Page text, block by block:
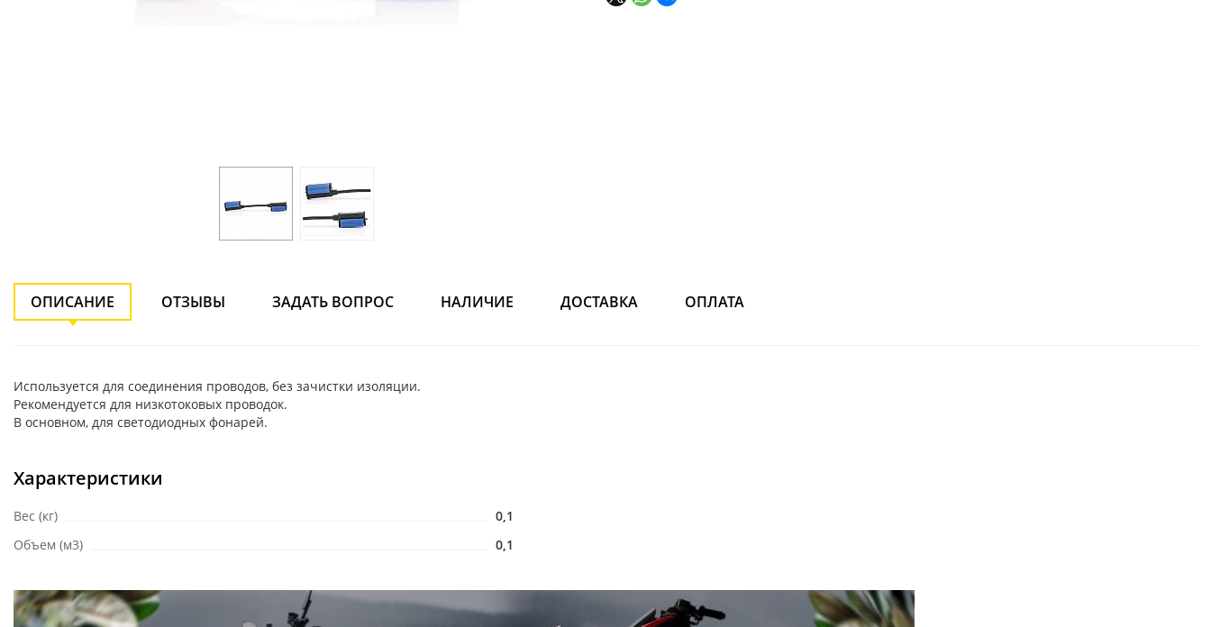
ОПИСАНИЕ ОТЗЫВЫ ЗАДАТЬ ВОПРОС НАЛИЧИЕ ДОСТАВКА ОПЛАТА
Используется для соединения проводов, без зачистки изоляции.
Рекомендуется для низкотоковых проводок.
В основном, для светодиодных фонарей.
Характеристики
Вес (кг)
0,1
Объем (м3)
0,1